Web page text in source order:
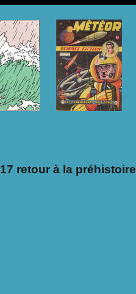
17 retour à la préhistoire